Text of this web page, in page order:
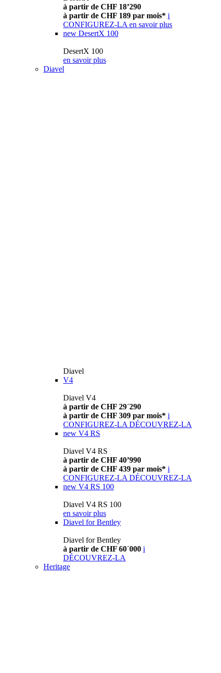
à partir de CHF 18’290
à partir de CHF 189 par mois* i
CONFIGUREZ-LA en savoir plus
new DesertX 100
DesertX 100
en savoir plus
Diavel
Diavel
V4
Diavel V4
à partir de CHF 29´290
à partir de CHF 309 par mois* i
CONFIGUREZ-LA DÉCOUVREZ-LA
new V4 RS
Diavel V4 RS
à partir de CHF 40’990
à partir de CHF 439 par mois* i
CONFIGUREZ-LA DÉCOUVREZ-LA
new V4 RS 100
Diavel V4 RS 100
en savoir plus
Diavel for Bentley
Diavel for Bentley
à partir de CHF 60´000 i
DÉCOUVREZ-LA
Heritage